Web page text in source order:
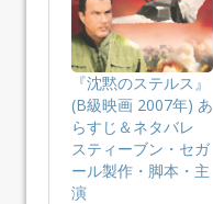
『沈黙のステルス』
(B級映画 2007年) あ
らすじ＆ネタバレ
スティーブン・セガ
ール製作・脚本・主
演